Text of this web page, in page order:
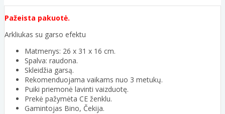
Pažeista pakuotė.
Arkliukas su garso efektu
Matmenys: 26 x 31 x 16 cm.
Spalva: raudona.
Skleidžia garsą.
Rekomenduojama vaikams nuo 3 metukų.
Puiki priemonė lavinti vaizduotę.
Prekė pažymėta CE ženklu.
Gamintojas Bino, Čekija.